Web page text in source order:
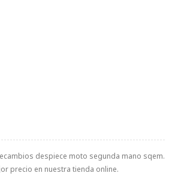
recambios despiece moto segunda mano sqem.
precio en nuestra tienda online.